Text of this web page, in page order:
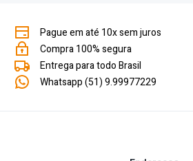
Pague em até 10x sem juros
Compra 100% segura
Entrega para todo Brasil
Whatsapp (51) 9.99977229